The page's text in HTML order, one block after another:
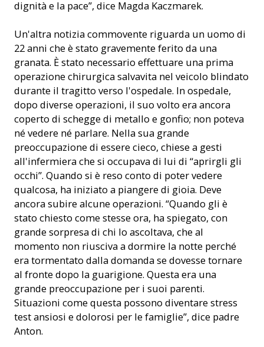
dignità e la pace”, dice Magda Kaczmarek.
Un'altra notizia commovente riguarda un uomo di
22 anni che è stato gravemente ferito da una
granata. È stato necessario effettuare una prima
operazione chirurgica salvavita nel veicolo blindato
durante il tragitto verso l'ospedale. In ospedale,
dopo diverse operazioni, il suo volto era ancora
coperto di schegge di metallo e gonfio; non poteva
né vedere né parlare. Nella sua grande
preoccupazione di essere cieco, chiese a gesti
all'infermiera che si occupava di lui di “aprirgli gli
occhi”. Quando si è reso conto di poter vedere
qualcosa, ha iniziato a piangere di gioia. Deve
ancora subire alcune operazioni. “Quando gli è
stato chiesto come stesse ora, ha spiegato, con
grande sorpresa di chi lo ascoltava, che al
momento non riusciva a dormire la notte perché
era tormentato dalla domanda se dovesse tornare
al fronte dopo la guarigione. Questa era una
grande preoccupazione per i suoi parenti.
Situazioni come questa possono diventare stress
test ansiosi e dolorosi per le famiglie”, dice padre
Anton.